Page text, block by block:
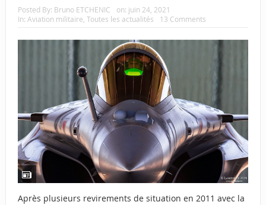
Posted By: Bruno ETCHENIC on: juin 24, 2021
In: Aviation militaire Toutes les actualités 13 Comments
Après plusieurs revirements de situation en 2011 avec la